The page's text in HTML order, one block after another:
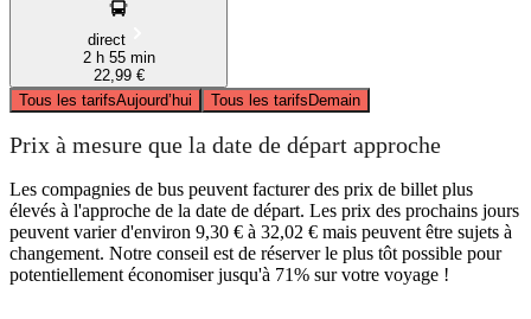
direct
2 h 55 min
22,99 €
Tous les tarifsAujourd’hui Tous les tarifsDemain
Prix à mesure que la date de départ approche
Les compagnies de bus peuvent facturer des prix de billet plus
élevés à l'approche de la date de départ. Les prix des prochains jours
peuvent varier d'environ 9,30 € à 32,02 € mais peuvent être sujets à
changement. Notre conseil est de réserver le plus tôt possible pour
potentiellement économiser jusqu'à 71% sur votre voyage !